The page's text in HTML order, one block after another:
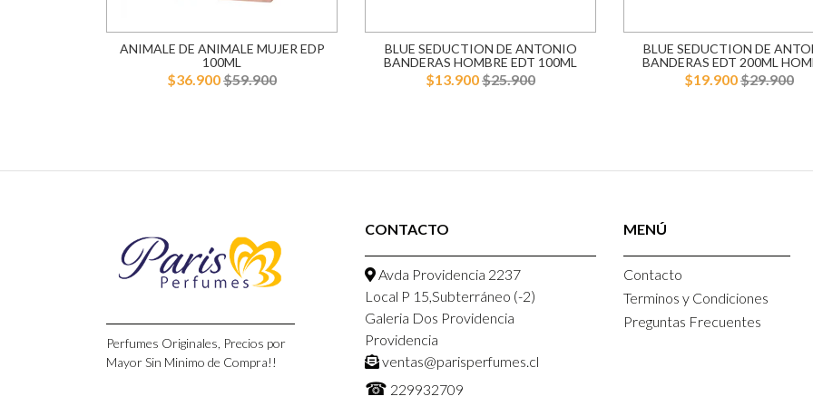
ANIMALE DE ANIMALE MUJER EDP
100ML
$36.900$59.900
BLUE SEDUCTION DE ANTONIO
BANDERAS HOMBRE EDT 100ML
$13.900$25.900
BLUE SEDUCTION DE
BANDERAS EDT 200ML
$19.900$29.900
Perfumes Originales, Precios por
Mayor Sin Minimo de Compra!!
CONTACTO
Avda Providencia 2237
Local P 15,Subterráneo (-2)
Galeria Dos Providencia
Providencia
ventas@parisperfumes.cl
☎ 229932709
MENÚ
Contacto
Terminos y Condiciones
Preguntas Frecuentes